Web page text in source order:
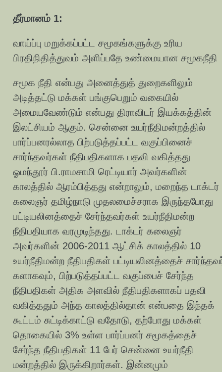
தீர்மானம் 1:
வாய்ப்பு மறுக்கப்பட்ட சமூகங்களுக்கு உரிய
பிரதிநிதித்துவம் அளிப்பதே உண்மையான சமூகநீதி
சமூக நீதி என்பது அனைத்துத் துறைகளிலும்
அடித்தட்டு மக்கள் பங்குபெறும் வகையில்
அமையவேண்டும் என்பது திராவிடர் இயக்கத்தின்
இலட்சியம் ஆகும். சென்னை உயர்நீதிமன்றத்தில்
பார்ப்பனரல்லாத பிற்படுத்தப்பட்ட வகுப்பினைச்
சார்ந்தவர்கள் நீதிபதிகளாக பதவி வகித்தது
ஓமந்தூர் பி.ராமசாமி ரெட்டியார் அவர்களின்
காலத்தில் ஆரம்பித்தது என்றாலும், மறைந்த டாக்டர்
கலைஞர் தமிழ்நாடு முதலமைச்சராக இருந்தபோது
பட்டியலினத்தைச் சேர்ந்தவர்கள் உயர்நீதிமன்ற
நீதிபதியாக வரமுடிந்தது. டாக்டர் கலைஞர்
அவர்களின் 2006-2011 ஆட்சிக் காலத்தில் 10
உயர்நீதிமன்ற நீதிபதிகள் பட்டியலினத்தைச்
களாகவும், பிற்படுத்தப்பட்ட வகுப்பைச் சேர்ந்த
நீதிபதிகள் அதிக அளவில் நீதிபதிகளாகப் பதவி
வகித்ததும் அந்த காலத்தில்தான் என்பதை இந்தக்
கூட்டம் சுட்டிக்காட்டு வதோடு, தற்போது மக்கள்
தொகையில் 3% உள்ள பார்ப்பனர் சமூகத்தைச்
சேர்ந்த நீதிபதிகள் 11 பேர் சென்னை உயர்நீதி
மன்றத்தில் இருக்கிறார்கள். இன்னமும்